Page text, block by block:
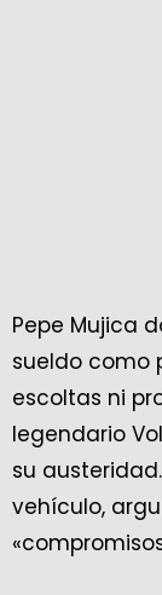
Pepe Mujica
sueldo como
escoltas ni
legendario
su
vehículo,